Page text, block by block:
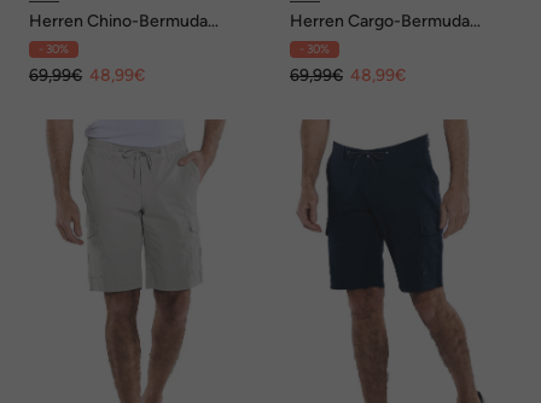
Herren Chino-Bermuda
regular , Beige
- 30%
69,99€ 48,99€
Herren Cargo-Bermuda
regular , Rostorange
- 30%
69,99€ 48,99€